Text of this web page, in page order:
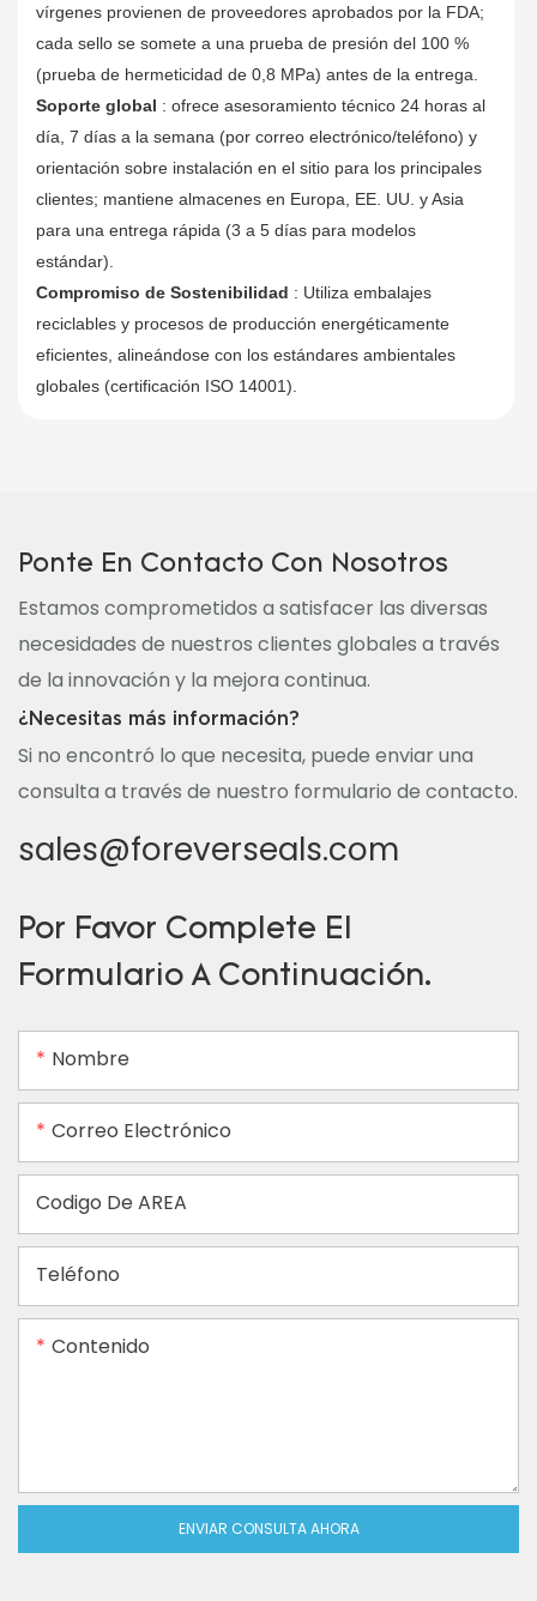
vírgenes provienen de proveedores aprobados por la FDA;
cada sello se somete a una prueba de presión del 100 %
(prueba de hermeticidad de 0,8 MPa) antes de la entrega.
Soporte global : ofrece asesoramiento técnico 24 horas al
día, 7 días a la semana (por correo electrónico/teléfono) y
orientación sobre instalación en el sitio para los principales
clientes; mantiene almacenes en Europa, EE. UU. y Asia
para una entrega rápida (3 a 5 días para modelos
estándar).
Compromiso de Sostenibilidad : Utiliza embalajes
reciclables y procesos de producción energéticamente
eficientes, alineándose con los estándares ambientales
globales (certificación ISO 14001).
Ponte En Contacto Con Nosotros
Estamos comprometidos a satisfacer las diversas
necesidades de nuestros clientes globales a través
de la innovación y la mejora continua.
¿Necesitas más información?
Si no encontró lo que necesita, puede enviar una
consulta a través de nuestro formulario de contacto.
sales@foreverseals.com
Por Favor Complete El
Formulario A Continuación.
Nombre
Correo Electrónico
Codigo De AREA
Teléfono
Contenido
ENVIAR CONSULTA AHORA